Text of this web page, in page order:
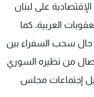
على لبنان
العربية، كما
حال سحب السفراء بين
من نظيره السوري
إجتماعات مجلس